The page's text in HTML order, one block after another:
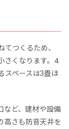
つくるため、
さくなります。4
スペースは3畳ほ
など、建材や設備
高さも防音天井を